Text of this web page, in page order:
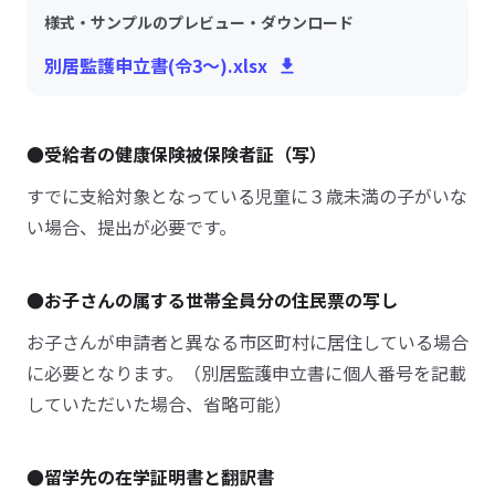
様式・サンプルのプレビュー・ダウンロード
別居監護申立書(令3～).xlsx
●受給者の健康保険被保険者証（写）
すでに支給対象となっている児童に３歳未満の子がいな
い場合、提出が必要です。
●お子さんの属する世帯全員分の住民票の写し
お子さんが申請者と異なる市区町村に居住している場合
に必要となります。（別居監護申立書に個人番号を記載
していただいた場合、省略可能）
●留学先の在学証明書と翻訳書